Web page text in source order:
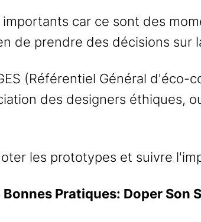
importants car ce sont des
de prendre des décisions sur
(Référentiel Général
des designers éthiques,
les prototypes et suivre
Pratiques: Doper Son